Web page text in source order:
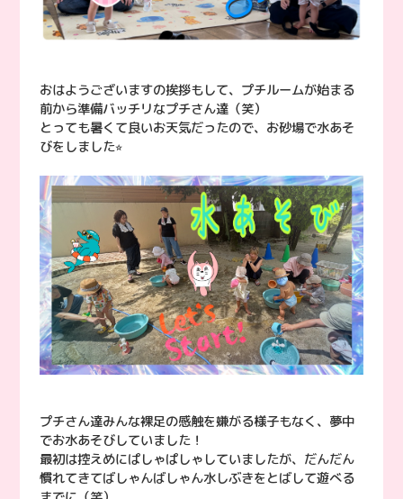
おはようございますの挨拶もして、プチルームが始まる
前から準備バッチリなプチさん達（笑）
とっても暑くて良いお天気だったので、お砂場で水あそ
びをしました⭐︎
プチさん達みんな裸足の感触を嫌がる様子もなく、夢中
でお水あそびしていました！
最初は控えめにぱしゃぱしゃしていましたが、だんだん
慣れてきてばしゃんばしゃん水しぶきをとばして遊べる